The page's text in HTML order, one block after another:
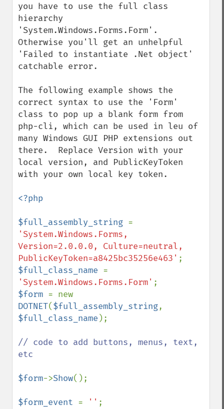
you have to use the full class
hierarchy
'System.Windows.Forms.Form'.
Otherwise you'll get an unhelpful
'Failed to instantiate .Net object'
catchable error.
The following example shows the
correct syntax to use the 'Form'
class to pop up a blank form from
php-cli, which can be used in leu of
many Windows GUI PHP extensions out
there.  Replace Version with your
local version, and PublicKeyToken
with your own local key token.
<?php
$full_assembly_string
'System.Windows.Forms,
Version=2.0.0.0, Culture=neutral,
PublicKeyToken=a8425bc35256e463'
$full_class_name
'System.Windows.Forms.Form'
$form
DOTNET($full_assembly_string
$full_class_name );
// code to add buttons, menus, text,
etc
$form->Show();
$form_event = '' ;